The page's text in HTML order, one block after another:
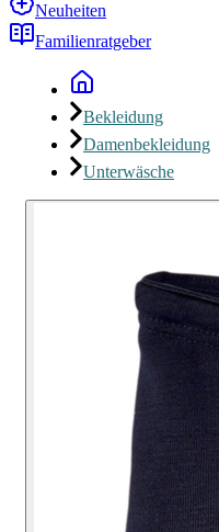
Neuheiten
Familienratgeber
Bekleidung
Damenbekleidung
Unterwäsche